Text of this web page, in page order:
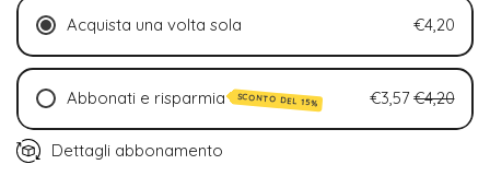
Acquista una volta sola €4,20
Abbonati e risparmia SCONTO DEL 15% €3,57 €4,20
Ogni 2 settimane (15% di sconto)
Dettagli abbonamento